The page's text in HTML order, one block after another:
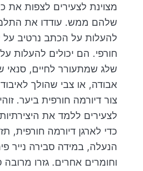
מצוינת לצעירים לצפות את
שלהם ממש. עודדו את
להעלות על הכתב נרטיב על
חורפי. הם יכולים להעלות
שלג שמתעורר לחיים, סנאי
אבודה, או צבי שהולך
צור דיורמה חורפית ביער.
לצעירים ללמד את
כדי לארגן דיורמה חורפית,
הנעלה, במידה סבירה נייר
וחומרים אחרים. גזרו מרובה